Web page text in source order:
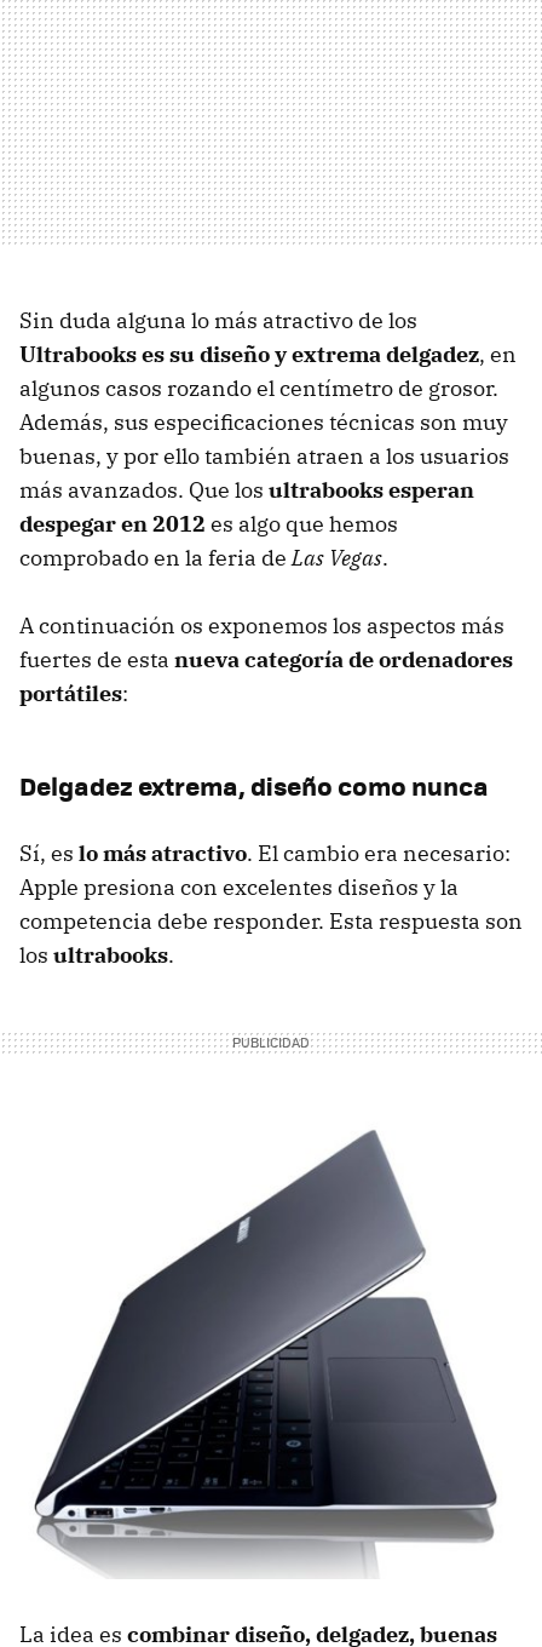
Sin duda alguna lo más atractivo de los
Ultrabooks es su diseño y extrema delgadez, en
algunos casos rozando el centímetro de grosor.
Además, sus especificaciones técnicas son muy
buenas, y por ello también atraen a los usuarios
más avanzados. Que los ultrabooks esperan
despegar en 2012 es algo que hemos
comprobado en la feria deLas Vegas.
A continuación os exponemos los aspectos más
fuertes de esta nueva categoría de ordenadores
portátiles:
Delgadez extrema, diseño como nunca
Sí, es lo más atractivo. El cambio era necesario:
Apple presiona con excelentes diseños y la
competencia debe responder. Esta respuesta son
los ultrabooks.
La idea es combinar diseño, delgadez, buenas